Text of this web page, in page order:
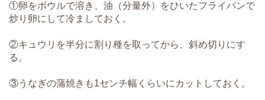
①卵をボウルで溶き、油（分量外）をひいたフライパンで
炒り卵にして冷ましておく。
②キュウリを半分に割り種を取ってから、斜め切りにす
る。
③うなぎの蒲焼きも1センチ幅くらいにカットしておく。